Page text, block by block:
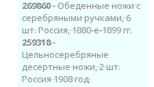
269860- Обеденные ножи с
серебряными ручками, 6
шт. Россия, 1880-е-1899 гг.
259318-
Цельносеребряные
десертные ножи, 2 шт.
Россия 1908 год.